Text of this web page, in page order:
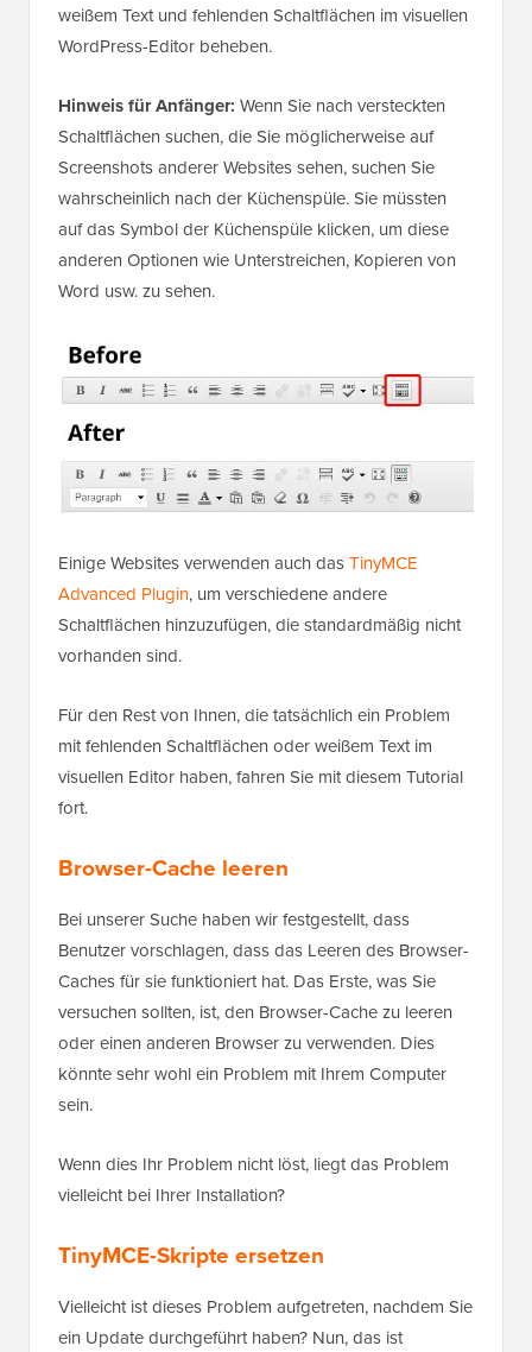
weißem Text und fehlenden Schaltflächen im visuellen
WordPress-Editor beheben.
Hinweis für Anfänger: Wenn Sie nach versteckten
Schaltflächen suchen, die Sie möglicherweise auf
Screenshots anderer Websites sehen, suchen Sie
wahrscheinlich nach der Küchenspüle. Sie müssten
auf das Symbol der Küchenspüle klicken, um diese
anderen Optionen wie Unterstreichen, Kopieren von
Word usw. zu sehen.
Einige Websites verwenden auch dasTinyMCE
Advanced Plugin, um verschiedene andere
Schaltflächen hinzuzufügen, die standardmäßig nicht
vorhanden sind.
Für den Rest von Ihnen, die tatsächlich ein Problem
mit fehlenden Schaltflächen oder weißem Text im
visuellen Editor haben, fahren Sie mit diesem Tutorial
fort.
Browser-Cache leeren
Bei unserer Suche haben wir festgestellt, dass
Benutzer vorschlagen, dass das Leeren des Browser-
Caches für sie funktioniert hat. Das Erste, was Sie
versuchen sollten, ist, den Browser-Cache zu leeren
oder einen anderen Browser zu verwenden. Dies
könnte sehr wohl ein Problem mit Ihrem Computer
sein.
Wenn dies Ihr Problem nicht löst, liegt das Problem
vielleicht bei Ihrer Installation?
TinyMCE-Skripte ersetzen
Vielleicht ist dieses Problem aufgetreten, nachdem Sie
ein Update durchgeführt haben? Nun, das ist